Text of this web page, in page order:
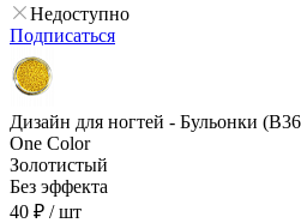
Недоступно
Подписаться
Дизайн для ногтей - Бульонки
One Color
Золотистый
Без эффекта
40 ₽ / шт